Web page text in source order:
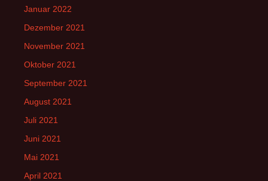
Januar 2022
Dezember 2021
November 2021
Oktober 2021
September 2021
August 2021
Juli 2021
Juni 2021
Mai 2021
April 2021